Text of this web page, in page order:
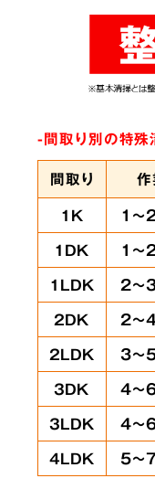
ありとあらゆる
臭いが完全に取
へご相談くださ
います。
5 賃貸物
客室も
-間取り別の特殊
間取り
1K
1～
1DK 1～
1LDK 2～
2DK 2～
2LDK 3～
3DK 4～
3LDK 4～
4LDK 5～